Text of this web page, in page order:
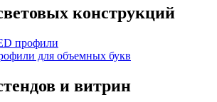
конструкций
профили
для объемных букв
и витрин